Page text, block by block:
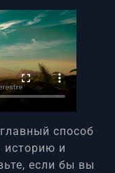
способ
историю и
если бы вы